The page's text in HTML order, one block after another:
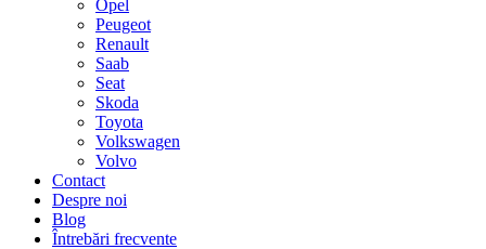
Opel
Peugeot
Renault
Saab
Seat
Skoda
Toyota
Volkswagen
Volvo
Contact
Despre noi
Blog
Întrebări frecvente